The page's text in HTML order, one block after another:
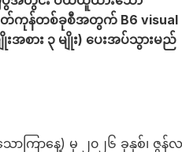
တ်ကုန်တစ်ခုစီအတွက် B6 visual
အစား ၃ မျိုး) ပေးအပ်သွားမည်
ာကြာနေ့) မှ ၂၀၂၆ ခုနှစ်၊ ဇွန်